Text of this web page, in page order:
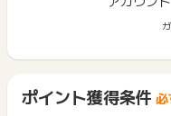
ポイント獲得条件